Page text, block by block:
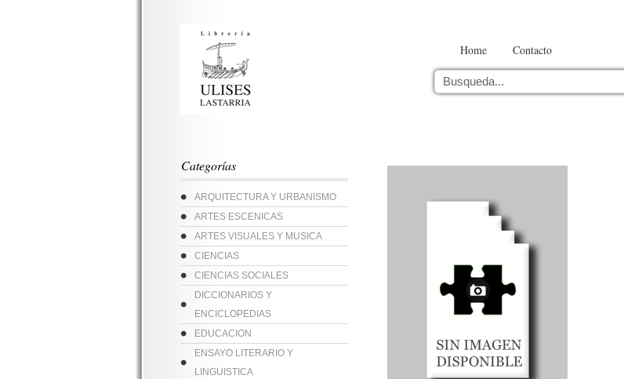
Home Contacto
Categorías
ARQUITECTURA Y URBANISMO
ARTES ESCENICAS
ARTES VISUALES Y MUSICA
CIENCIAS
CIENCIAS SOCIALES
DICCIONARIOS Y
ENCICLOPEDIAS
EDUCACION
ENSAYO LITERARIO Y
LINGUISTICA